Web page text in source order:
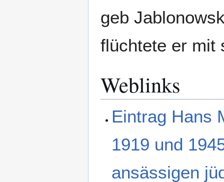
geb
flüchtete er mit
Weblinks
Eintrag Hans
1919 und
ansässigen